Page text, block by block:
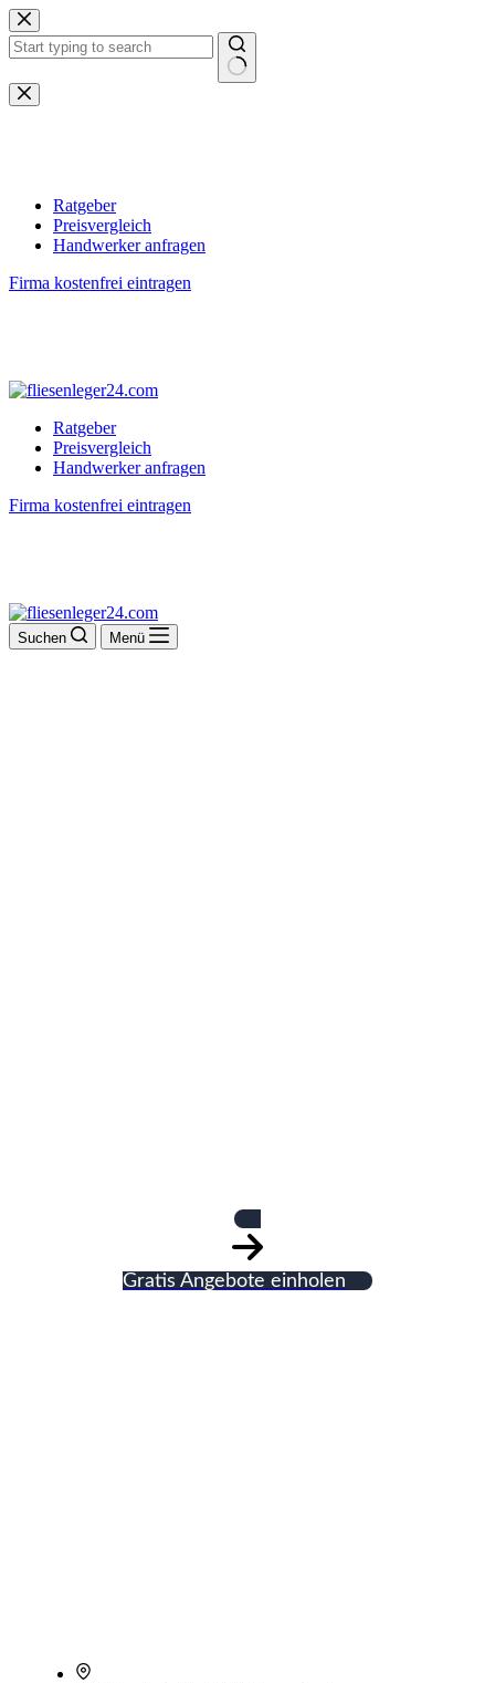
Zum
Inhalt
springen
Keine
Ergebnisse
Ratgeber
Preisvergleich
Handwerker anfragen
Firma kostenfrei eintragen
Ratgeber
Preisvergleich
Handwerker anfragen
Firma kostenfrei eintragen
Suchen Menü
Gratis Angebote einholen